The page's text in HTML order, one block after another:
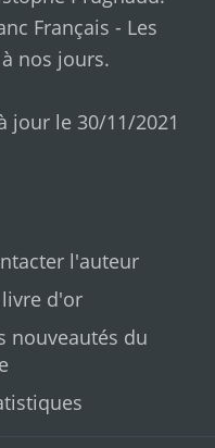
Français - Les
nos jours.
jour le 30/11/2021
l'auteur
livre d'or
nouveautés du